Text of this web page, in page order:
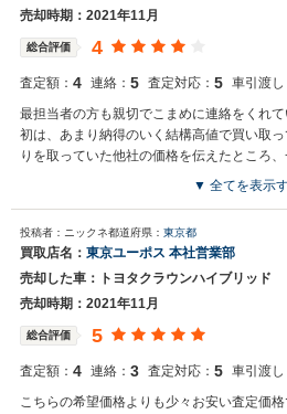
売却時期：2021年11月
総合評価 4
査定額： 4 連絡： 5 査定対応： 5 車引渡し
最担当者の方も親切でこまめに連絡をくれ
初は、あまり納得のいく結構高値で買い取
りを取っていた他社の価格を伝えたところ
▼ 全てを表示
投稿者：ニックネ都道府県： 東京都
買取店名： 東京ユーポス 本社営業部
売却した車：トヨタクラウンハイブリッド
売却時期：2021年11月
総合評価 5
査定額： 4 連絡： 3 査定対応： 5 車引渡し
こちらの希望価格よりも少々お安い査定価